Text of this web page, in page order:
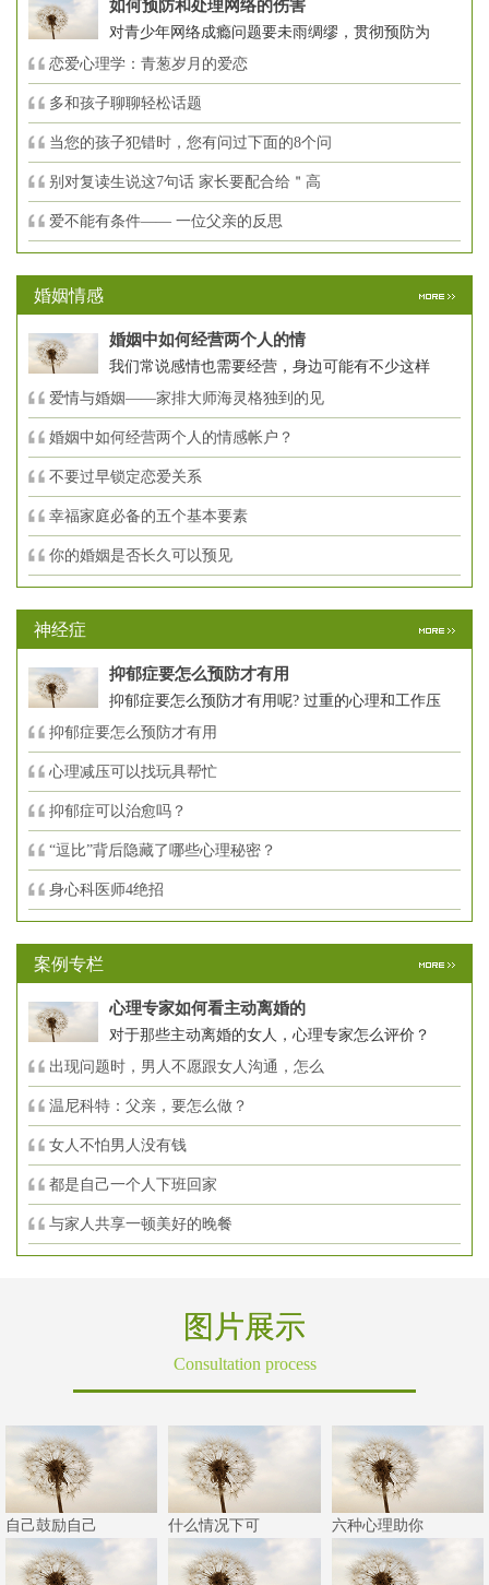
如何预防和处理网络的伤害
对青少年网络成瘾问题要未雨绸缪，贯彻预防为
恋爱心理学：青葱岁月的爱恋
多和孩子聊聊轻松话题
当您的孩子犯错时，您有问过下面的8个问
别对复读生说这7句话 家长要配合给＂高
爱不能有条件—— 一位父亲的反思
婚姻情感
婚姻中如何经营两个人的情
我们常说感情也需要经营，身边可能有不少这样
爱情与婚姻——家排大师海灵格独到的见
婚姻中如何经营两个人的情感帐户？
不要过早锁定恋爱关系
幸福家庭必备的五个基本要素
你的婚姻是否长久可以预见
神经症
抑郁症要怎么预防才有用
抑郁症要怎么预防才有用呢? 过重的心理和工作压
抑郁症要怎么预防才有用
心理减压可以找玩具帮忙
抑郁症可以治愈吗？
“逗比”背后隐藏了哪些心理秘密？
身心科医师4绝招
案例专栏
心理专家如何看主动离婚的
对于那些主动离婚的女人，心理专家怎么评价？
出现问题时，男人不愿跟女人沟通，怎么
温尼科特：父亲，要怎么做？
女人不怕男人没有钱
都是自己一个人下班回家
与家人共享一顿美好的晚餐
图片展示
Consultation process
自己鼓励自己 什么情况下可 六种心理助你